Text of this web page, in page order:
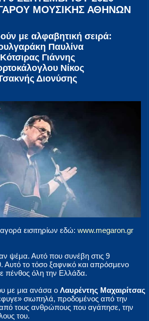
ΜΟΥΣΙΚΗΣ ΑΘΗΝΩΝ
με αλφαβητική σειρά:
Παυλίνα
Κότσιρας Γιάννης
Νίκος
Διονύσης
εισιτηρίων εδώ: www.megaron.gr
ψέμα. Αυτό που συνέβη στις 9
Αυτό το τόσο ξαφνικό και απρόσμενο
πένθος όλη την Ελλάδα.
με μια ανάσα ο Λαυρέντης Μαχαιρίτσας
σιωπηλά, προδομένος από την
τους ανθρώπους που αγάπησε, την
του.